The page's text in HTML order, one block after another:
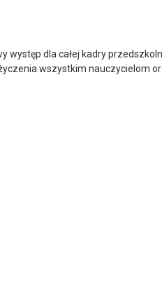
występ dla całej kadry
wszystkim nauczycielom